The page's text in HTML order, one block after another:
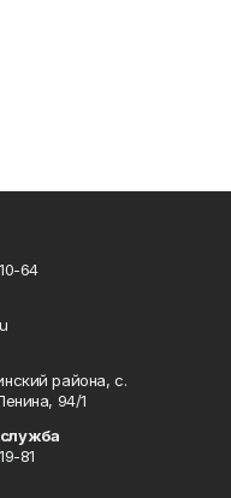
64
района, с.
94/1
81